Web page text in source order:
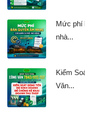
Mức phí
nhà...
Kiểm
Văn...